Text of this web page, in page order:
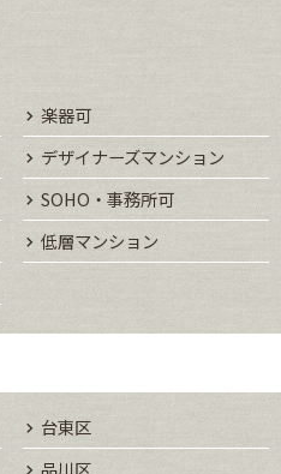
楽器可
デザイナーズマンション
SOHO・事務所可
低層マンション
台東区
品川区